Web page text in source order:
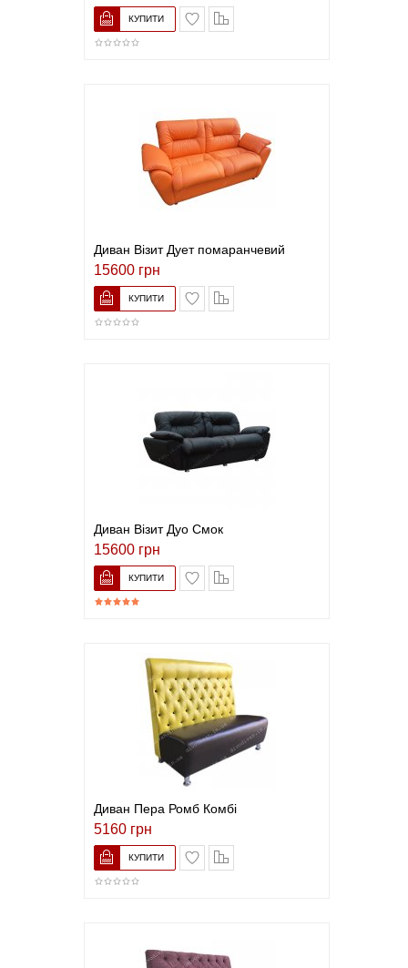
В закладки
Диван Візит Дует помаранчевий
15600 грн
В закладки
Диван Візит Дуо Смок
15600 грн
В закладки
Диван Пера Ромб Комбі
5160 грн
В закладки